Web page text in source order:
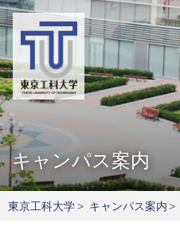
キャンパス案内
東京工科大学> キャンパス案内 >